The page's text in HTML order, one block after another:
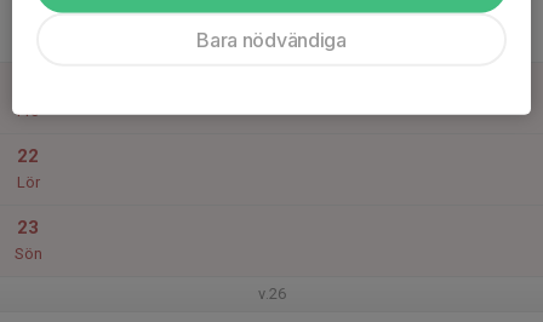
Fre
22
Lör
23
Sön
v.26
Bara nödvändiga